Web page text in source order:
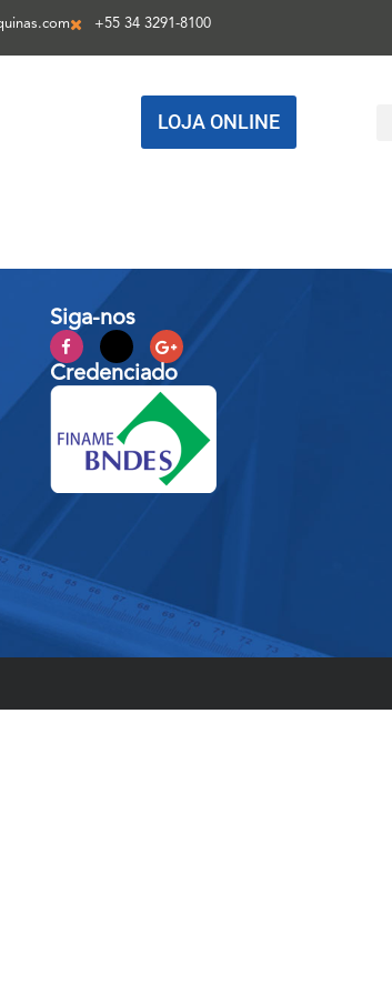
+55 34 3291-8100
LOJA ONLINE
Siga-nos
Credenciado